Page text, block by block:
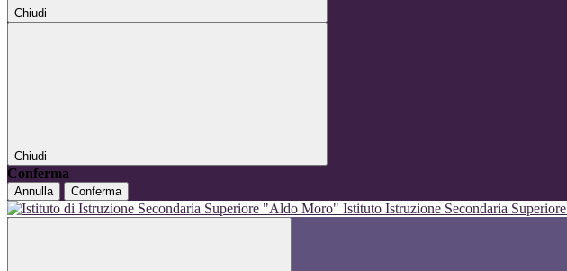
Chiudi
Chiudi
Conferma
Annulla Conferma
Istituto Istruzione Secondaria Superiore